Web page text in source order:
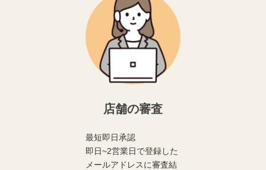
店舗の審査
最短即日承認
即日~2営業日で登録した
メールアドレスに審査結